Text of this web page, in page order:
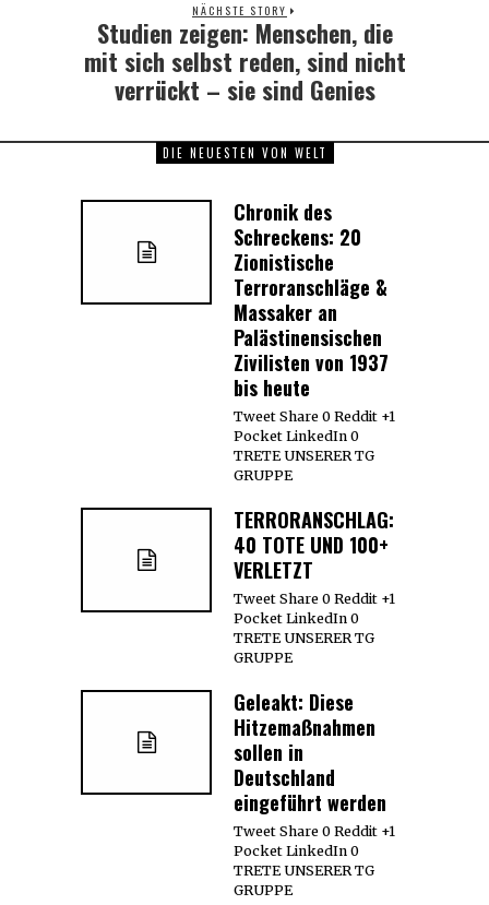
NÄCHSTE STORY
Next
post:
Studien zeigen: Menschen, die
mit sich selbst reden, sind nicht
verrückt – sie sind Genies
DIE NEUESTEN VON WELT
Chronik des
Schreckens: 20
Zionistische
Terroranschläge &
Massaker an
Palästinensischen
Zivilisten von 1937
bis heute
Tweet Share 0 Reddit +1
Pocket LinkedIn 0
TRETE UNSERER TG
GRUPPE
TERRORANSCHLAG:
40 TOTE UND 100+
VERLETZT
Tweet Share 0 Reddit +1
Pocket LinkedIn 0
TRETE UNSERER TG
GRUPPE
Geleakt: Diese
Hitzemaßnahmen
sollen in
Deutschland
eingeführt werden
Tweet Share 0 Reddit +1
Pocket LinkedIn 0
TRETE UNSERER TG
GRUPPE